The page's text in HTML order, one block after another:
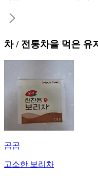
차 / 전통차을 먹은 유
곰곰
고소한 보리차